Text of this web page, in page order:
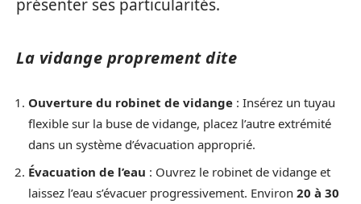
présenter ses particularités.
La vidange proprement dite
Ouverture du robinet de vidange : Insérez un tuyau
flexible sur la buse de vidange, placez l’autre extrémité
dans un système d’évacuation approprié.
Évacuation de l’eau : Ouvrez le robinet de vidange et
laissez l’eau s’évacuer progressivement. Environ 20 à 30